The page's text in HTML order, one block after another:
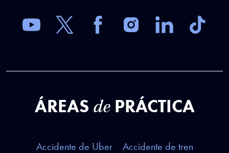
ÁREAS dePRÁCTICA
Accidente de Uber
Accidente de tren